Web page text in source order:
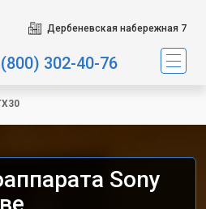
Дербеневская набережная 7
302-40-76
Sony